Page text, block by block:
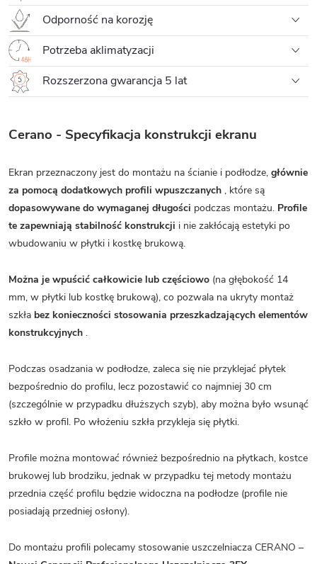
Odporność na korozję
Potrzeba aklimatyzacji
Rozszerzona gwarancja 5 lat
Cerano - Specyfikacja konstrukcji ekranu
Ekran przeznaczony jest do montażu na ścianie i podłodze, głównie
za pomocą dodatkowych profili wpuszczanych , które są
dopasowywane do wymaganej długości podczas montażu. Profile
te zapewniają stabilność konstrukcji i nie zakłócają estetyki po
wbudowaniu w płytki i kostkę brukową.
Można je wpuścić całkowicie lub częściowo (na głębokość 14
mm, w płytki lub kostkę brukową), co pozwala na ukryty montaż
szkła bez konieczności stosowania przeszkadzających elementów
konstrukcyjnych .
Podczas osadzania w podłodze, zaleca się nie przyklejać płytek
bezpośrednio do profilu, lecz pozostawić co najmniej 30 cm
(szczególnie w przypadku dłuższych szyb), aby można było wsunąć
szkło w profil. Po włożeniu szkła przykleja się płytki.
Profile można montować również bezpośrednio na płytkach, kostce
brukowej lub brodziku, jednak w przypadku tej metody montażu
przednia część profilu będzie widoczna na podłodze (profile nie
posiadają przedniej osłony).
Do montażu profili polecamy stosowanie uszczelniacza CERANO –